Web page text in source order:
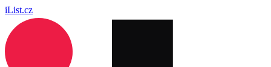
iList.cz